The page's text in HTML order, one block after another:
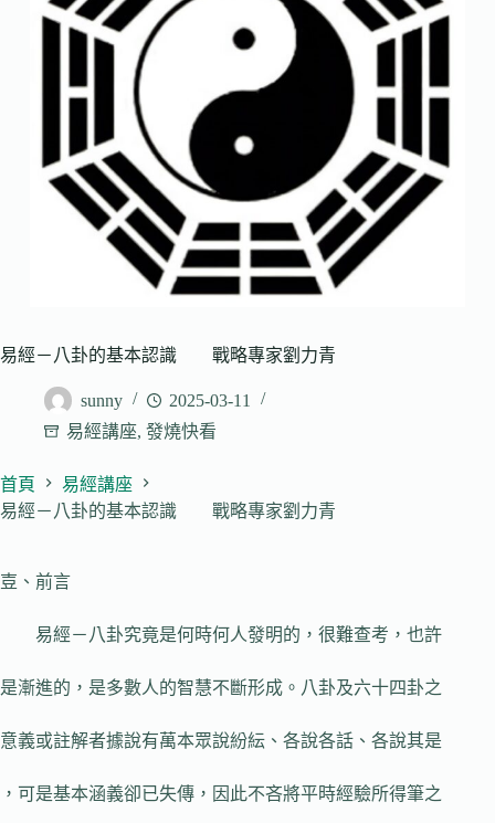
易經－八卦的基本認識 戰略專家劉力青
sunny
2025-03-11
易經講座, 發燒快看
首頁
易經講座
易經－八卦的基本認識 戰略專家劉力青
壴、前言
易經－八卦究竟是何時何人發明的，很難查考，也許
是漸進的，是多數人的智慧不斷形成。八卦及六十四卦之
意義或註解者據說有萬本眾說紛紜、各說各話、各說其是
，可是基本涵義卻已失傳，因此不吝將平時經驗所得筆之